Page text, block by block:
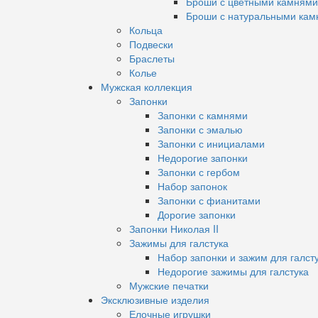
Броши с натуральными
Кольца
Подвески
Браслеты
Колье
Мужская коллекция
Запонки
Запонки с камнями
Запонки с эмалью
Запонки с инициалами
Недорогие запонки
Запонки с гербом
Набор запонок
Запонки с фианитами
Дорогие запонки
Запонки Николая II
Зажимы для галстука
Набор запонки и зажим для
Недорогие зажимы для галстука
Мужские печатки
Эксклюзивные изделия
Елочные игрушки